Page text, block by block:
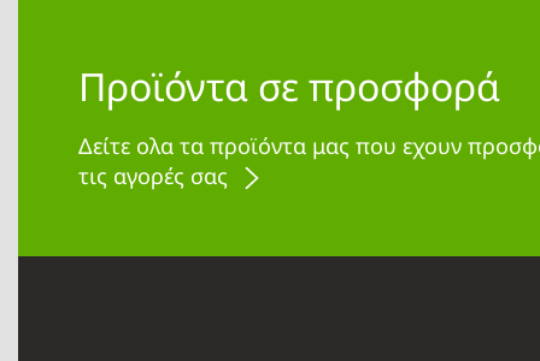
Προϊόντα σε προσφορά
Δείτε ολα τα προϊόντα μας που εχουν
τις αγορές σας